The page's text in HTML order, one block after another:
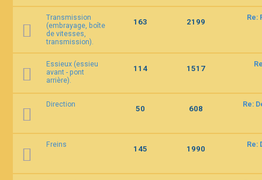
Transmission
(embrayage, boîte
de vitesses,
transmission).
163 2199 Re:
Essieux (essieu
avant - pont
arrière).
114 1517
Direction 50 608 Re:
Freins 145 1990 Re: